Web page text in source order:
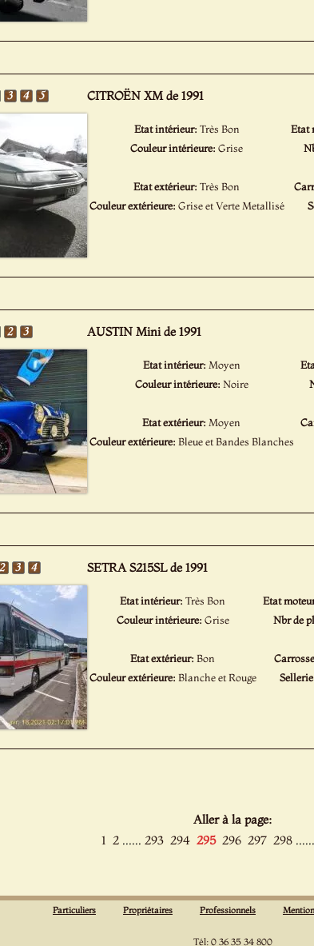
CITROËN XM de 1991
Etat intérieur: Très Bon
Couleur intérieure:Grise
Etat extérieur:Très Bon
Couleur extérieure: Grise et Verte Metallisé
Etat
AUSTIN Mini de 1991
Etat intérieur: Moyen
Couleur intérieure: Noire
Etat extérieur: Moyen
Couleur extérieure: Bleue et Bandes Blanches
SETRA S215SL de 1991
Etat intérieur:Très Bon
Couleur intérieure: Grise
Etat extérieur:Bon
Couleur extérieure: Blanche et Rouge
Etat
Nbr de
Aller à la page:
1 2 ...... 293 294 295 296 297 298 ......
Particuliers Propriétaires Professionnels
Tél: 0 36 35 34 800